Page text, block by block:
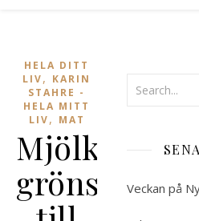
HELA DITT
LIV, KARIN
STAHRE -
HELA MITT
LIV, MAT
Mjölksyrade
grönsaker
Veckan på